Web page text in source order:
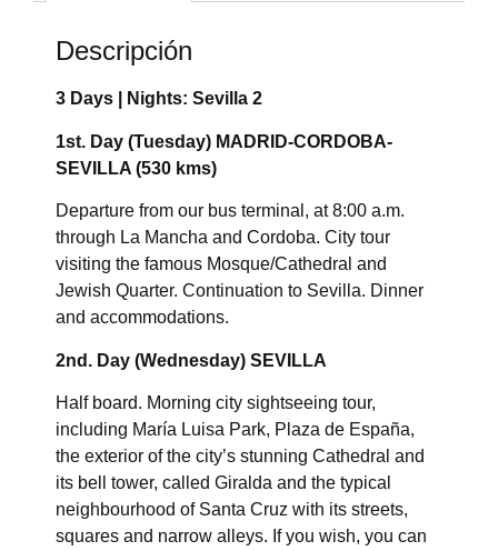
Descripción
3 Days | Nights: Sevilla 2
1st. Day (Tuesday) MADRID-CORDOBA-
SEVILLA (530 kms)
Departure from our bus terminal, at 8:00 a.m.
through La Mancha and Cordoba. City tour
visiting the famous Mosque/Cathedral and
Jewish Quarter. Continuation to Sevilla. Dinner
and accommodations.
2nd. Day (Wednesday) SEVILLA
Half board. Morning city sightseeing tour,
including María Luisa Park, Plaza de España,
the exterior of the city’s stunning Cathedral and
its bell tower, called Giralda and the typical
neighbourhood of Santa Cruz with its streets,
squares and narrow alleys. If you wish, you can